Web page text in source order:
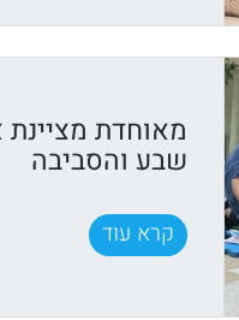
מאוחדת
שבע והסביבה
קרא עוד